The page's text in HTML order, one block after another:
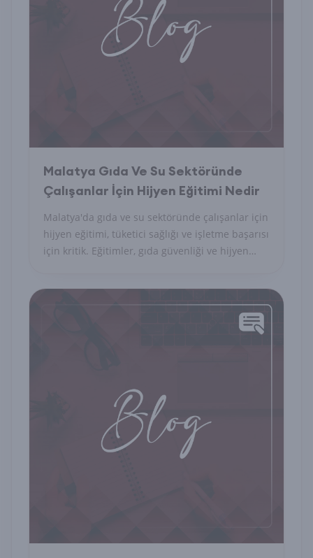
Malatya Gıda Ve Su Sektöründe
Çalışanlar İçin Hijyen Eğitimi Nedir
Malatya'da gıda ve su sektöründe çalışanlar için
hijyen eğitimi, tüketici sağlığı ve işletme başarısı
için kritik. Eğitimler, gıda güvenliği ve hijyen